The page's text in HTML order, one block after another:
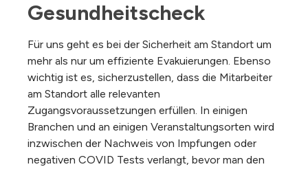
Gesundheitscheck
Für uns geht es bei der Sicherheit am Standort um
mehr als nur um effiziente Evakuierungen. Ebenso
wichtig ist es, sicherzustellen, dass die Mitarbeiter
am Standort alle relevanten
Zugangsvoraussetzungen erfüllen. In einigen
Branchen und an einigen Veranstaltungsorten wird
inzwischen der Nachweis von Impfungen oder
negativen COVID Tests verlangt, bevor man den